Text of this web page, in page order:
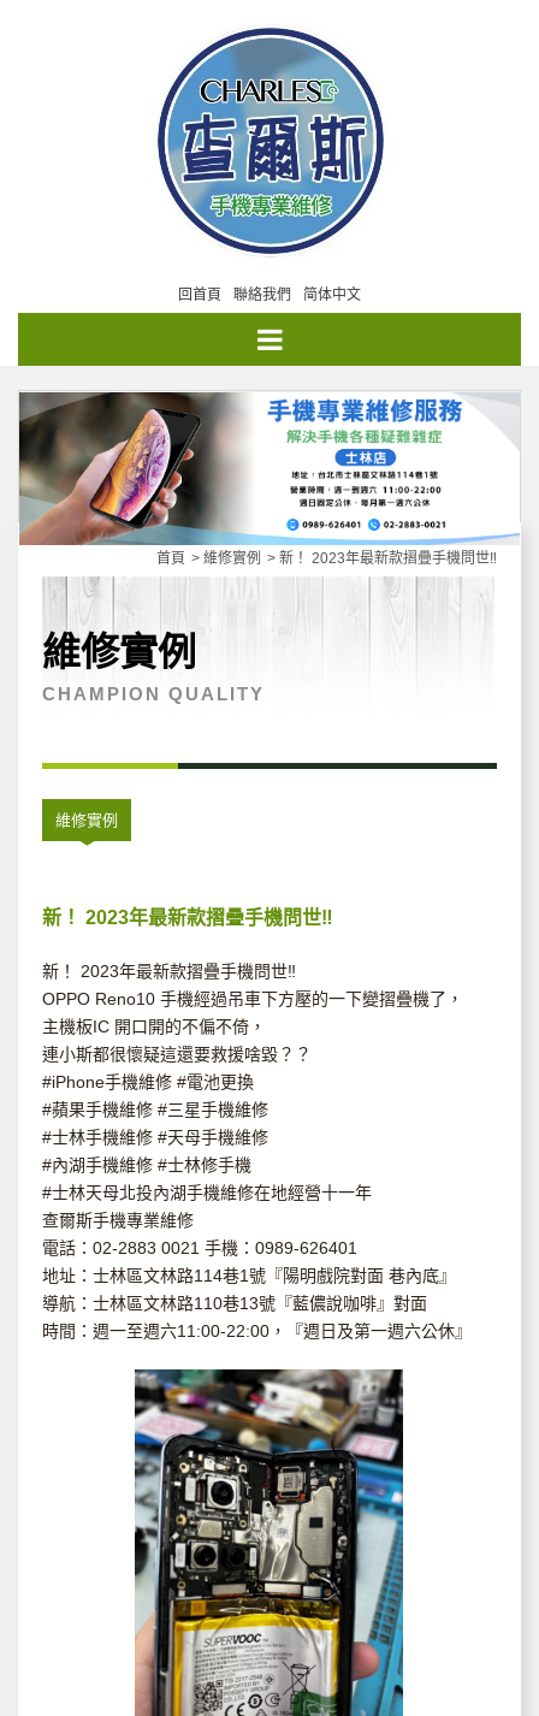
回首頁 聯絡我們 简体中文
首頁 維修實例 新！ 2023年最新款摺疊手機問世‼️
維修實例
CHAMPION QUALITY
維修實例
新！ 2023年最新款摺疊手機問世‼️
新！ 2023年最新款摺疊手機問世‼️
OPPO Reno10 手機經過吊車下方壓的一下變摺疊機了，
主機板IC 開口開的不偏不倚，
連小斯都很懷疑這還要救援啥毀？？
#iPhone手機維修 #電池更換
#蘋果手機維修 #三星手機維修
#士林手機維修 #天母手機維修
#內湖手機維修 #士林修手機
#士林天母北投內湖手機維修在地經營十一年
查爾斯手機專業維修
電話：02-2883 0021 手機：0989-626401
地址：士林區文林路114巷1號『陽明戲院對面 巷內底』
導航：士林區文林路110巷13號『藍儂說咖啡』對面
時間：週一至週六11:00-22:00，『週日及第一週六公休』